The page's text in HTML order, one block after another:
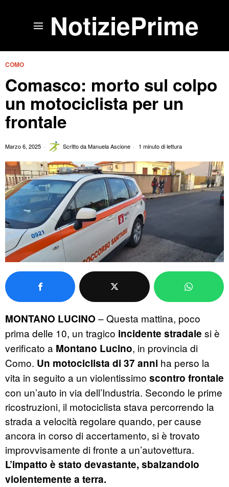
NotiziePrime
COMO
Comasco: morto sul colpo
un motociclista per un
frontale
Marzo 6, 2025 Scritto daManuela Ascione 1 minuto di lettura
MONTANO LUCINO – Questa mattina, poco
prima delle 10, un tragico incidente stradale si è
verificato a Montano Lucino, in provincia di
Como. Un motociclista di 37 anni ha perso la
vita in seguito a un violentissimo scontro frontale
con un’auto in via dell’Industria. Secondo le prime
ricostruzioni, il motociclista stava percorrendo la
strada a velocità regolare quando, per cause
ancora in corso di accertamento, si è trovato
improvvisamente di fronte a un’autovettura.
L’impatto è stato devastante, sbalzandolo
violentemente a terra.